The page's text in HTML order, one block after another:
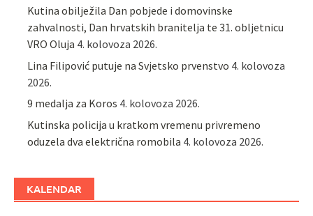
Kutina obilježila Dan pobjede i domovinske
zahvalnosti, Dan hrvatskih branitelja te 31. obljetnicu
VRO Oluja 4. kolovoza 2026.
Lina Filipović putuje na Svjetsko prvenstvo 4. kolovoza
2026.
9 medalja za Koros 4. kolovoza 2026.
Kutinska policija u kratkom vremenu privremeno
oduzela dva električna romobila 4. kolovoza 2026.
KALENDAR